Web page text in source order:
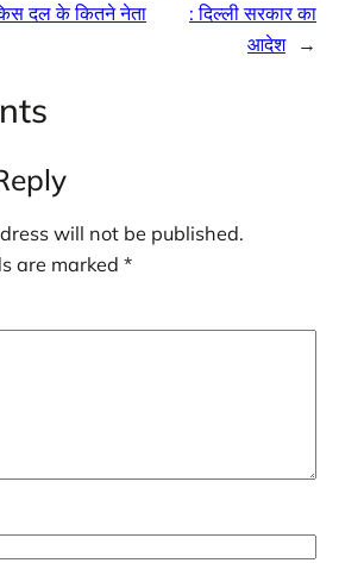
दल के कितने नेता
: दिल्ली सरकार का
आदेश
→
will not be published.
are marked *